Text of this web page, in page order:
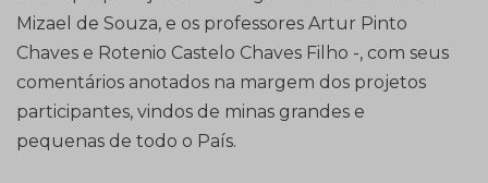
Mizael de Souza, e os professores Artur Pinto
Chaves e Rotenio Castelo Chaves Filho -, com seus
comentários anotados na margem dos projetos
participantes, vindos de minas grandes e
pequenas de todo o País.